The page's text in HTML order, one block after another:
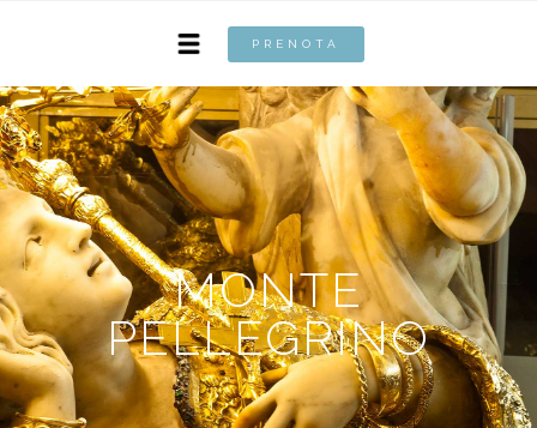
PRENOTA
MONTE
PELLEGRINO